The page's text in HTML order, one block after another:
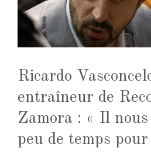
Ricardo
entraîneur de
Zamora : « Il
peu de temps